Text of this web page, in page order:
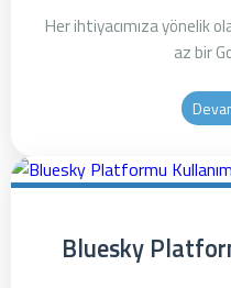
Her ihtiyacımıza yönelik
az bir
Bluesky